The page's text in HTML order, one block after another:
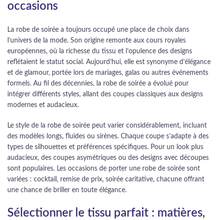
occasions
La robe de soirée a toujours occupé une place de choix dans
l’univers de la mode. Son origine remonte aux cours royales
européennes, où la richesse du tissu et l’opulence des designs
reflétaient le statut social. Aujourd’hui, elle est synonyme d’élégance
et de glamour, portée lors de mariages, galas ou autres événements
formels. Au fil des décennies, la robe de soirée a évolué pour
intégrer différents styles, allant des coupes classiques aux designs
modernes et audacieux.
Le style de la robe de soirée peut varier considérablement, incluant
des modèles longs, fluides ou sirènes. Chaque coupe s’adapte à des
types de silhouettes et préférences spécifiques. Pour un look plus
audacieux, des coupes asymétriques ou des designs avec découpes
sont populaires. Les occasions de porter une robe de soirée sont
variées : cocktail, remise de prix, soirée caritative, chacune offrant
une chance de briller en toute élégance.
Sélectionner le tissu parfait : matières,